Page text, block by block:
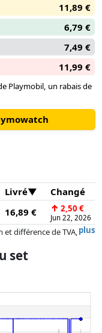
11,89 €
6,79 €
7,49 €
11,99 €
Playmobil, un rabais de
Livré
Changé
16,89 € ↑ 2,50 €
Jun 22, 2026
plus
différence de TVA,
depuis la dernière mise
rémunération des
set